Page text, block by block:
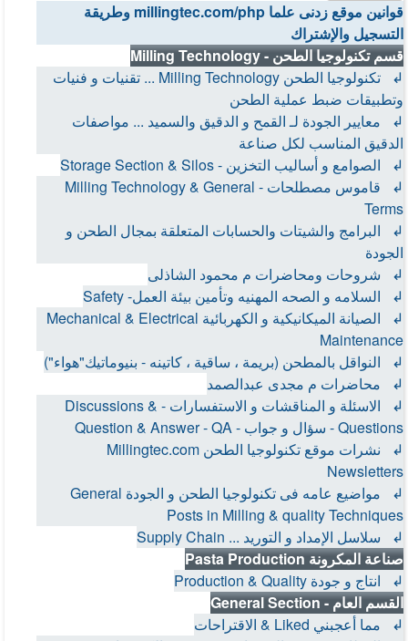
قوانين موقع زدنى علما millingtec.com/php وطريقة
التسجيل والإشتراك
قسم تكنولوجيا الطحن - Milling Technology
↲ تكنولوجيا الطحن Milling Technology ... تقنيات و فنيات
وتطبيقات ضبط عملية الطحن
↲ معايير الجودة لـ القمح و الدقيق والسميد ... مواصفات
الدقيق المناسب لكل صناعة
↲ الصوامع و أساليب التخزين - Storage Section & Silos
↲ قاموس مصطلحات - Milling Technology & General
Terms
↲ البرامج والشيتات والحسابات المتعلقة بمجال الطحن و
الجودة
↲ شروحات ومحاضرات م محمود الشاذلى
↲ السلامه و الصحه المهنيه وتأمين بيئة العمل- Safety
↲ الصيانة الميكانيكية و الكهربائية Mechanical & Electrical
Maintenance
↲ النواقل بالمطحن (بريمة ، ساقية ، كاتينه - بنيوماتيك"هواء")
↲ محاضرات م مجدى عبدالصمد
↲ الاسئلة و المناقشات و الاستفسارات - Discussions &
Questions - سؤال و جواب - Question & Answer - QA
↲ نشرات موقع تكنولوجيا الطحن Millingtec.com
Newsletters
↲ مواضيع عامه فى تكنولوجيا الطحن و الجودة General
Posts in Milling & quality Techniques
↲ سلاسل الإمداد و التوريد ... Supply Chain
صناعة المكرونة Pasta Production
↲ انتاج و جودة Production & Quality
القسم العام - General Section
↲ مما أعجبني Liked & الاقتراحات